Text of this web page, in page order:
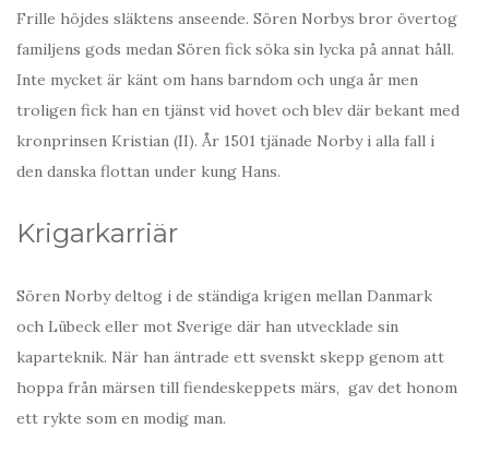
Frille höjdes släktens anseende. Sören Norbys bror övertog
familjens gods medan Sören fick söka sin lycka på annat håll.
Inte mycket är känt om hans barndom och unga år men
troligen fick han en tjänst vid hovet och blev där bekant med
kronprinsen Kristian (II). År 1501 tjänade Norby i alla fall i
den danska flottan under kung Hans.
Krigarkarriär
Sören Norby deltog i de ständiga krigen mellan Danmark
och Lübeck eller mot Sverige där han utvecklade sin
kaparteknik. När han äntrade ett svenskt skepp genom att
hoppa från märsen till fiendeskeppets märs, gav det honom
ett rykte som en modig man.